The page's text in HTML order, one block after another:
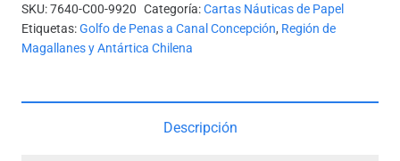
A
CANAL
SKU:7640-C00-9920 Categoría:Cartas Náuticas de Papel
Etiquetas:Golfo de Penas a Canal Concepción, Región de
Magallanes y Antártica Chilena
Descripción